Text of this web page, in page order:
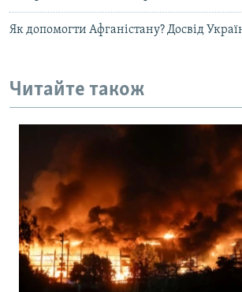
Як допомогти Афганістану? Досвід
Читайте також